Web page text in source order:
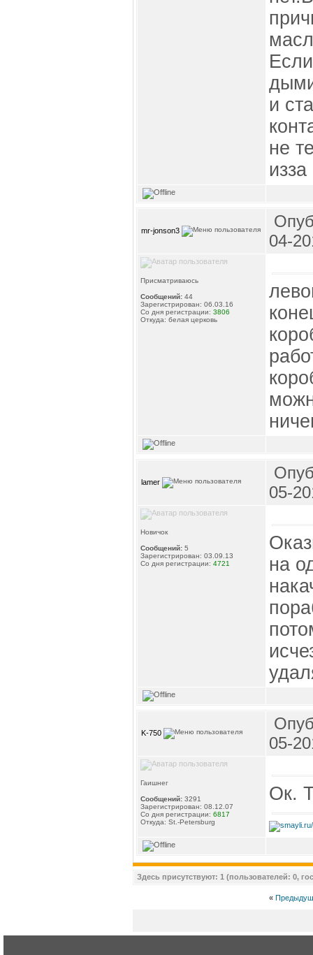
и
не
изза
mr-jonson3
04-
Присматриваюсь
Сообщений: 44
Зарегистрирован: 06.03.16
Со дня регистрации: 3806
Откуда: белая церковь
lamer
05-
Новичок
Сообщений: 5
Зарегистрирован: 03.09.13
Со дня регистрации: 4721
на
K-750
05-
Гаишнег
Сообщений: 3291
Зарегистрирован: 08.12.07
Со дня регистрации: 6817
Откуда: St.-Petersburg
Ок.
Здесь присутствуют: 1 (пользователей: 0,
«